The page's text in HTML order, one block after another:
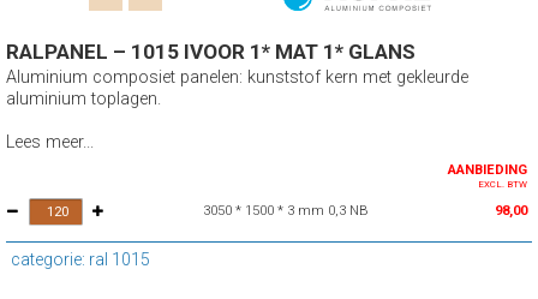
RALPANEL – 1015 IVOOR 1* MAT 1* GLANS
Aluminium composiet panelen: kunststof kern met gekleurde
aluminium toplagen.
Lees meer...
AANBIEDING
EXCL. BTW
3050 * 1500 * 3 mm 0,3 NB 98,00
categorie: ral 1015